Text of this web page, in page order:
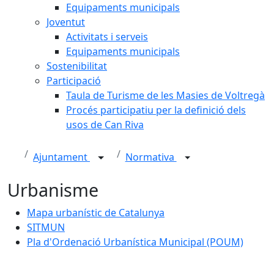
Equipaments municipals
Joventut
Activitats i serveis
Equipaments municipals
Sostenibilitat
Participació
Taula de Turisme de les Masies de Voltregà
Procés participatiu per la definició dels
usos de Can Riva
Ajuntament Normativa
Urbanisme
Mapa urbanístic de Catalunya
SITMUN
Pla d'Ordenació Urbanística Municipal (POUM)